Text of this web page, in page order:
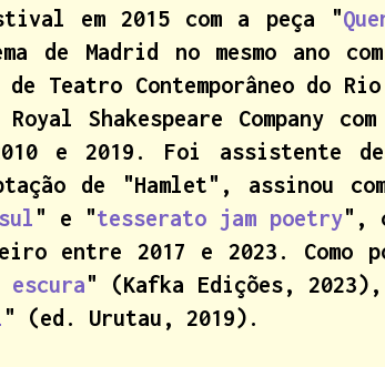
em 2015 com a peça "
de Madrid no mesmo ano
Teatro Contemporâneo do
Shakespeare Company
e 2019. Foi assistente
de "Hamlet", assinou
" e "tesserato jam poetry",
entre 2017 e 2023. Como
" (Kafka Edições,
" (ed. Urutau, 2019).